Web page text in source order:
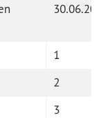
1
2
3